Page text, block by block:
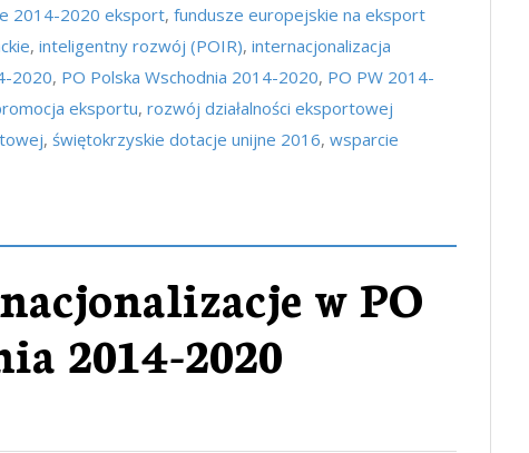
2014-2020 eksport, fundusze europejskie na eksport
, inteligentny rozwój (POIR), internacjonalizacja
2020, PO Polska Wschodnia 2014-2020, PO PW 2014-
eksportu, rozwój działalności eksportowej
, świętokrzyskie dotacje unijne 2016, wsparcie
w PO
2014-2020